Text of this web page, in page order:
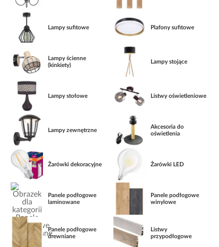
Lampy sufitowe Plafony sufitowe
Lampy ścienne
(kinkiety)
Lampy stojące
Lampy stołowe Listwy oświetleniowe
Lampy zewnętrzne
Akcesoria do
oświetlenia
Żarówki dekoracyjne Żarówki LED
Panele podłogowe
laminowane
Panele podłogowe
winylowe
Panele podłogowe
drewniane
Listwy
przypodłogowe